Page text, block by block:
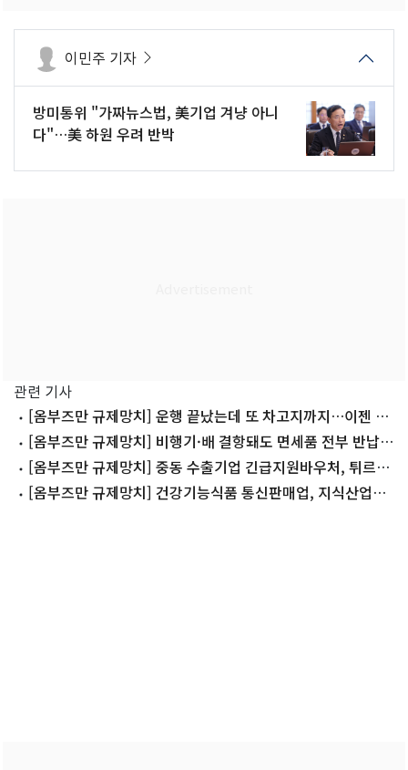
이민주 기자
방미통위 "가짜뉴스법, 美기업 겨냥 아니
다"…美 하원 우려 반박
관련 기사
[옴부즈만 규제망치] 운행 끝났는데 또 차고지까지…이젠 과
징금 안 물린다
[옴부즈만 규제망치] 비행기·배 결항돼도 면세품 전부 반납
하지 않는다
[옴부즈만 규제망치] 중동 수출기업 긴급지원바우처, 튀르키
예 등 인접국도 지원
[옴부즈만 규제망치] 건강기능식품 통신판매업, 지식산업센